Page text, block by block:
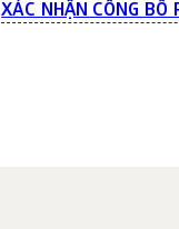
XÁC NHẬN CÔNG BỐ